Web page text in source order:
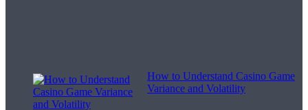
How to Understand Casino Game
Variance and Volatility